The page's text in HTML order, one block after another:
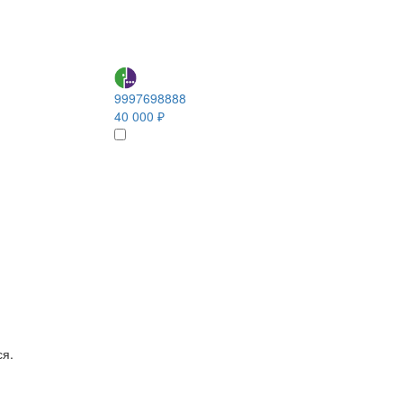
9997698888
40 000 ₽